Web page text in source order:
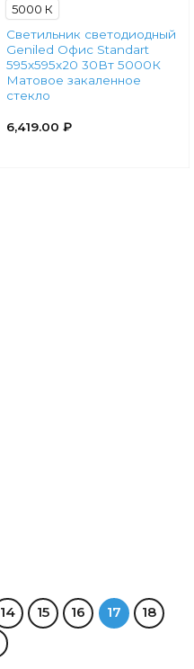
5000 К
Светильник светодиодный
Geniled Офис Standart
595x595x20 30Вт 5000К
Матовое закаленное
стекло
6,419.00 ₽
14 15 16 17 18